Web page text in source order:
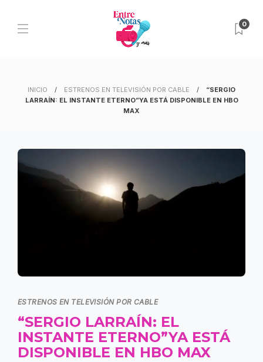
0
INICIO ESTRENOS EN TELEVISIÓN POR CABLE
“SERGIO
LARRAÍN: EL INSTANTE ETERNO”YA ESTÁ DISPONIBLE EN HBO
MAX
ESTRENOS EN TELEVISIÓN POR CABLE
“SERGIO LARRAÍN: EL
INSTANTE ETERNO”YA ESTÁ
DISPONIBLE EN HBO MAX